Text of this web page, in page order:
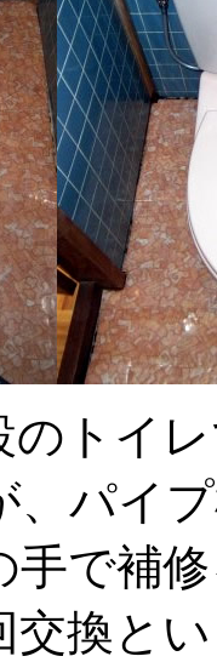
のトイ
、パイ
手で補
交換と